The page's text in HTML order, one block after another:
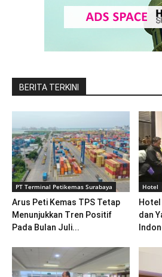
BERITA TERKINI
PT Terminal Petikemas Surabaya
Arus Peti Kemas TPS Tetap
Menunjukkan Tren Positif
Pada Bulan Juli...
Hotel
Hotel
dan